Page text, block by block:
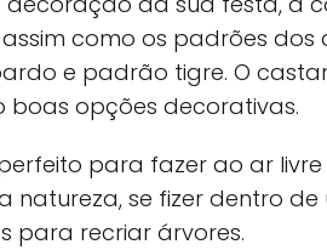
como os padrões dos
e padrão tigre. O
boas opções decorativas.
para fazer ao ar
natureza, se fizer dentro
para recriar árvores.